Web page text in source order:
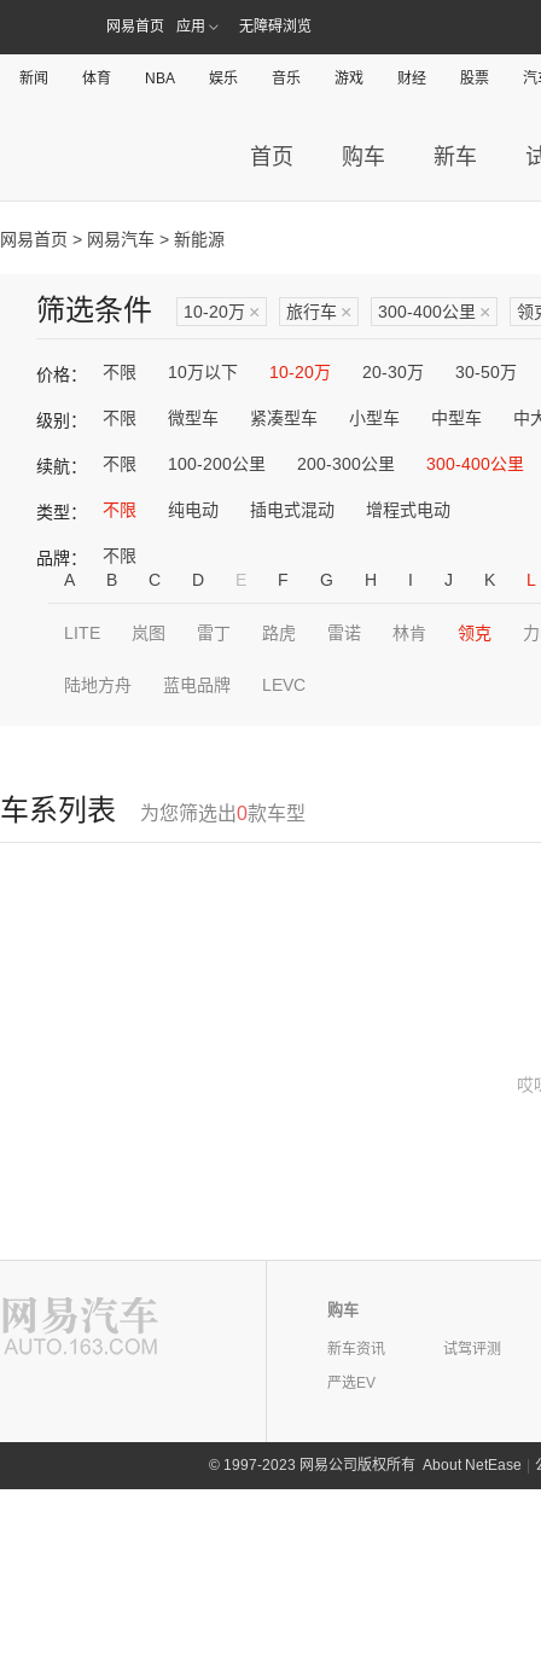
网易首页 应用 无障碍浏览
新闻 体育 NBA 娱乐 音乐 游戏 财经 股票 汽
首页 购车 新车
网易首页 > 网易汽车 > 新能源
筛选条件 10-20万 × 旅行车 × 300-400公里 × 领
价格： 不限 10万以下 10-20万 20-30万 30-50万
级别： 不限 微型车 紧凑型车 小型车 中型车 中
续航： 不限 100-200公里 200-300公里 300-400公里
类型： 不限 纯电动 插电式混动 增程式电动
品牌：
不限
A
B C D E F G H I J K L
LITE 岚图 雷丁 路虎 雷诺 林肯 领克
陆地方舟 蓝电品牌 LEVC
车系列表 为您筛选出0款车型
哎
购车
新车资讯
试驾评测
严选EV
©1997-2023 网易公司版权所有 About NetEase